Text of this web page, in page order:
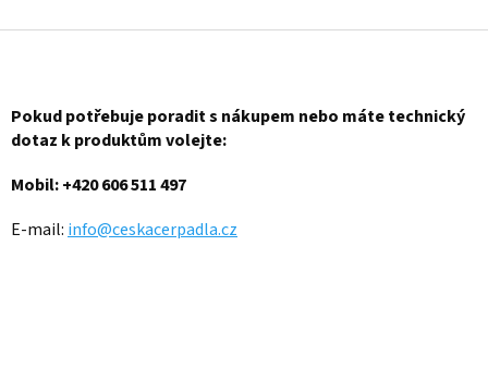
Pokud potřebuje poradit s nákupem nebo máte technický
dotaz k produktům volejte:
Mobil: +420 606 511 497
E-mail: info@ceskacerpadla.cz